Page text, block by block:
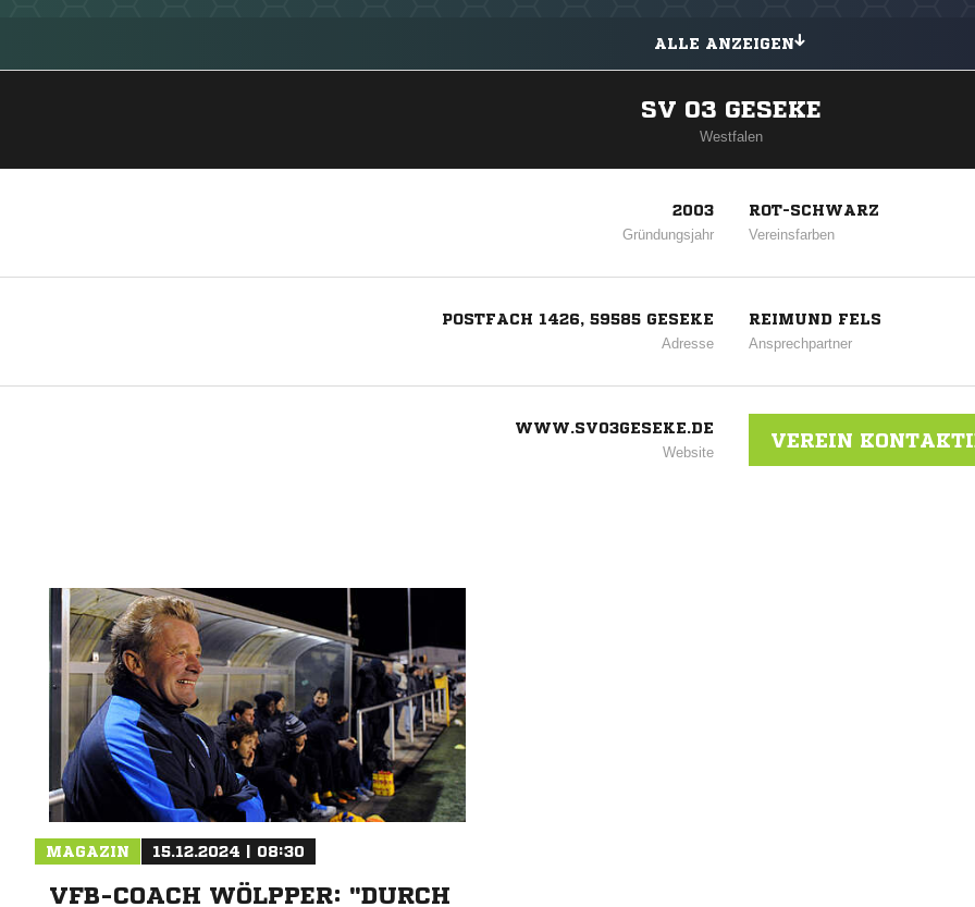
ALLE ANZEIGEN
SV 03 GESEKE
Westfalen
2003
Gründungsjahr
ROT-SCHWARZ
Vereinsfarben
POSTFACH 1426, 59585 GESEKE
Adresse
REIMUND FELS
Ansprechpartner
WWW.SV03GESEKE.DE
Website
VEREIN
MAGAZIN 15.12.2024 | 08:30
VFB-COACH WÖLPPER: "DURCH